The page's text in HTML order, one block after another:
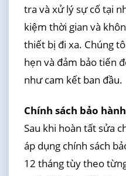
tra và xử lý sự cố tại
kiệm thời gian và
thiết bị đi xa. Chúng
hẹn và đảm bảo tiến
như cam kết ban đầu.
Chính sách bảo
Sau khi hoàn tất sửa
áp dụng chính sách
12 tháng tùy theo